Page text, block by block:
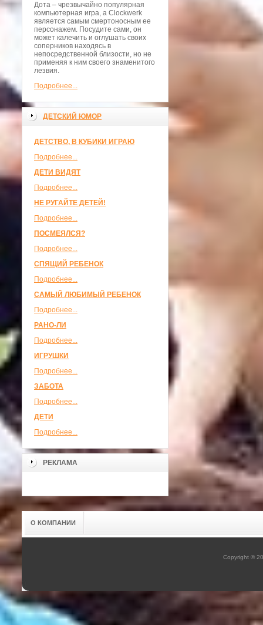
Дота – чрезвычайно популярная
компьютерная игра, а Clockwerk
является самым смертоносным ее
персонажем. Посудите сами, он
может калечить и оглушать своих
соперников находясь в
непосредственной близости, но не
применяя к ним своего знаменитого
лезвия.
Подробнее...
ДЕТСКИЙ ЮМОР
ДЕТСТВО, В КУБИКИ ИГРАЮ
Подробнее...
ДЕТИ ВИДЯТ
Подробнее...
НЕ РУГАЙТЕ ДЕТЕЙ!
Подробнее...
ПОСМЕЯЛСЯ?
Подробнее...
СПЯЩИЙ РЕБЕНОК
Подробнее...
САМЫЙ ЛЮБИМЫЙ РЕБЕНОК
Подробнее...
РАНО-ЛИ
Подробнее...
ИГРУШКИ
Подробнее...
ЗАБОТА
Подробнее...
ДЕТИ
Подробнее...
РЕКЛАМА
О КОМПАНИИ
Copyright ©